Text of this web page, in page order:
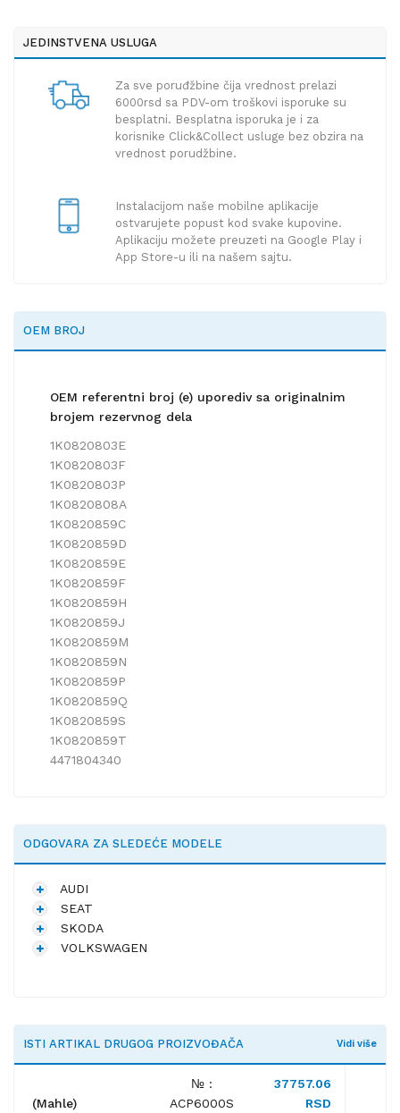
JEDINSTVENA USLUGA
Za sve poruđžbine čija vrednost prelazi
6000rsd sa PDV-om troškovi isporuke su
besplatni. Besplatna isporuka je i za
korisnike Click&Collect usluge bez obzira na
vrednost porudžbine.
Instalacijom naše mobilne aplikacije
ostvarujete popust kod svake kupovine.
Aplikaciju možete preuzeti na Google Play i
App Store-u ili na našem sajtu.
OEM BROJ
OEM referentni broj (e) uporediv sa originalnim
brojem rezervnog dela
1K0820803E
1K0820803F
1K0820803P
1K0820808A
1K0820859C
1K0820859D
1K0820859E
1K0820859F
1K0820859H
1K0820859J
1K0820859M
1K0820859N
1K0820859P
1K0820859Q
1K0820859S
1K0820859T
4471804340
ODGOVARA ZA SLEDEĆE MODELE
AUDI
SEAT
SKODA
VOLKSWAGEN
ISTI ARTIKAL DRUGOG PROIZVOĐAČA Vidi više
(Mahle)
№ :
ACP6000S
37757.06
RSD